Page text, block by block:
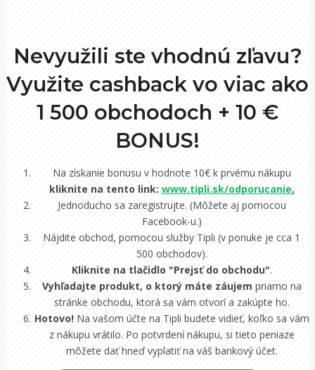
Nevyužili ste vhodnú zľavu?
Využite cashback vo viac ako
1 500 obchodoch + 10 €
BONUS!
Na získanie bonusu v hodnote 10€ k prvému nákupu
kliknite na tento link: www.tipli.sk/odporucanie.
Jednoducho sa zaregistrujte. (Môžete aj pomocou
Facebook-u.)
Nájdite obchod, pomocou služby Tipli (v ponuke je cca 1
500 obchodov).
Kliknite na tlačidlo "Prejsť do obchodu".
Vyhľadajte produkt, o ktorý máte záujem priamo na
stránke obchodu, ktorá sa vám otvorí a zakúpte ho.
Hotovo!Na vašom účte na Tipli budete vidieť, koľko sa vám
z nákupu vrátilo. Po potvrdení nákupu, si tieto peniaze
môžete dať hneď vyplatiť na váš bankový účet.